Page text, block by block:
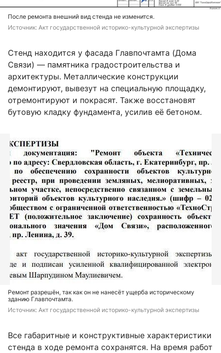
После ремонта внешний вид стенда не изменится.
Источник: Акт государственной историко-культурной экспертизы
Стенд находится у фасада Главпочтамта (Дома
Связи) — памятника градостроительства и
архитектуры. Металлические конструкции
демонтируют, вывезут на специальную площадку,
отремонтируют и покрасят. Также восстановят
бутовую кладку фундамента, усилив её бетоном.
Ремонт разрешён, так как он не нанесёт ущерба историческому
зданию Главпочтамта.
Источник: Акт государственной историко-культурной экспертизы
Все габаритные и конструктивные характеристики
стенда в ходе ремонта сохранятся. На время работ